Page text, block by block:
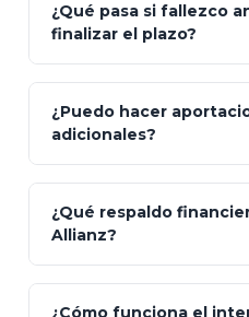
"Switching" (cambio de
¿Qué pasa si fallezco
finalizar el plazo?
beneficiarios
¿Puedo hacer
adicionales?
¿Qué respaldo
Allianz?
¿Cómo funciona el